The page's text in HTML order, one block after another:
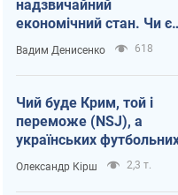
надзвичайний
економічний стан. Чи є
світло вкінці тунелю?
Вадим Денисенко 618
Чий буде Крим, той і
переможе (NSJ), а
українських
чиновників можуть
назвати вбивцями
Олександр Кірш 2,3 т.